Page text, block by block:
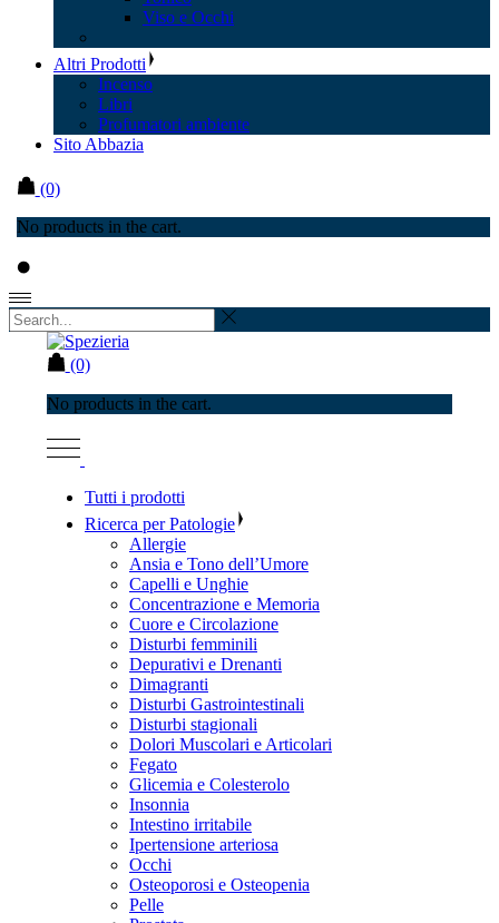
Viso e Occhi
Altri Prodotti
Incenso
Libri
Profumatori ambiente
Sito Abbazia
(0)
No products in the cart.
(0)
No products in the cart.
Tutti i prodotti
Ricerca per Patologie
Allergie
Ansia e Tono dell’Umore
Capelli e Unghie
Concentrazione e Memoria
Cuore e Circolazione
Disturbi femminili
Depurativi e Drenanti
Dimagranti
Disturbi Gastrointestinali
Disturbi stagionali
Dolori Muscolari e Articolari
Fegato
Glicemia e Colesterolo
Insonnia
Intestino irritabile
Ipertensione arteriosa
Occhi
Osteoporosi e Osteopenia
Pelle